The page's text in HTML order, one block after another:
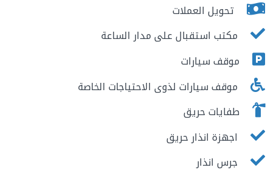
تحويل العملات
مكتب استقبال على مدار الساعة
موقف سيارات
موقف سيارات لذوى الاحتياجات الخاصة
طفايات حريق
اجهزة انذار حريق
جرس انذار